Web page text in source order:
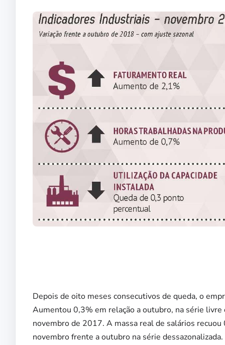
Depois de oito meses consecutivos de queda, o
Aumentou 0,3% em relação a outubro, na série
novembro de 2017. A massa real de salários
novembro frente a outubro na série